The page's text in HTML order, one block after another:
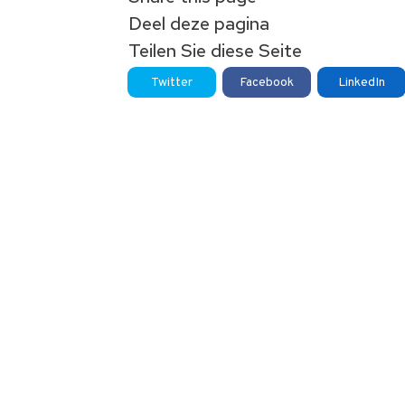
Deel deze pagina
Teilen Sie diese Seite
Twitter Facebook LinkedIn